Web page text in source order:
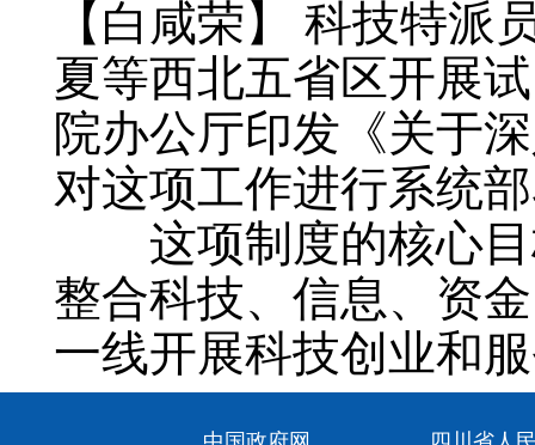
【白咸荣】 科技特派
夏等西北五省区开展
院办公厅印发《关于
对这项工作进行系统
这项制度的核心目
整合科技、信息、资
一线开展科技创业和
全农业社会化科技服